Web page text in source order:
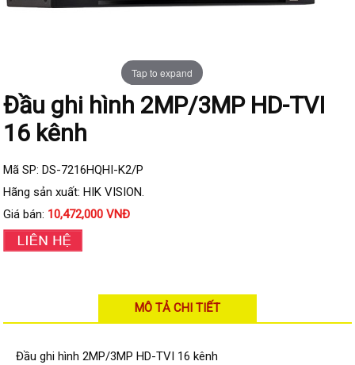
Đầu ghi IP Visionhitech
Camera Analog
Camera Dahua
Camera Visionhitech
Camera KBVISION
Đầu ghi HDParagon
Đầu ghi HIKVISION
Tap to expand
Đầu ghi hình 2MP/3MP HD-TVI
16 kênh
Mã SP: DS-7216HQHI-K2/P
Hãng sản xuất: HIK VISION.
Giá bán: 10,472,000 VNĐ
MÔ TẢ CHI TIẾT
Đầu ghi hình 2MP/3MP HD-TVI 16 kênh